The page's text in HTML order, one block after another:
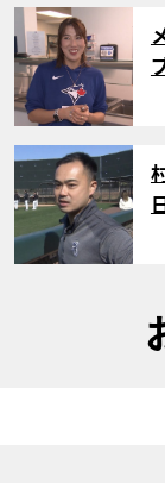
サ
サ